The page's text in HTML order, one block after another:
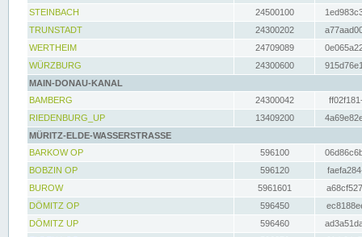
STEINBACH
24500100
TRUNSTADT
24300202
WERTHEIM
24709089
WÜRZBURG
24300600
MAIN-DONAU-KANAL
BAMBERG
24300042
RIEDENBURG_UP
13409200
MÜRITZ-ELDE-WASSERSTRASSE
BARKOW OP
596100
BOBZIN OP
596120
BUROW
5961601
DÖMITZ OP
596450
DÖMITZ UP
596460